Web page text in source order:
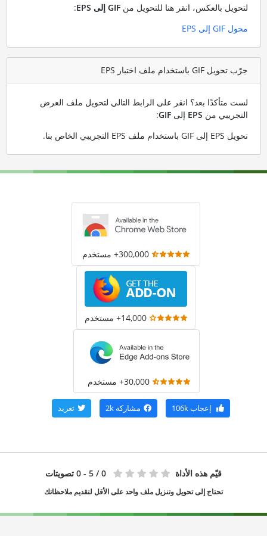
لتحويل بالعكس، انقر هنا للتحويل من GIF إلى EPS
:
محول GIF إلى EPS
جرّب تحويل GIF باستخدام ملف اختبار EPS
لست متأكدًا بعد؟ انقر على الرابط التالي لتحويل ملف العرض
التجريبي من EPSإلى GIF
:
تحويل EPS إلى GIF باستخدام ملف EPS التجريبي الخاص بنا
.
300,000+ مستخدم
14,000+ مستخدم
30,000+ مستخدم
إعجاب106k مشاركة 2k تغريد
قيّم هذه الأداة 0 / 5 - 0 تصويتات
تحتاج إلى تحويل وتنزيل ملف واحد على الأقل لتقديم ملاحظاتك